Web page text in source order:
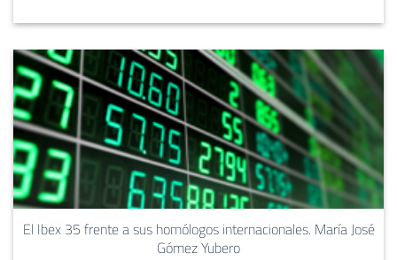
El Ibex 35 frente a sus homólogos internacionales. María José
Gómez Yubero